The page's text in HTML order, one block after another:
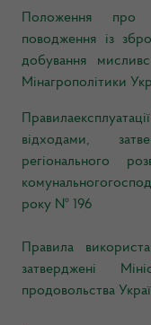
Положення про
поводження із
добування
Мінагрополітики
відходами,
регіонального
року № 196
Правила
затверджені
продовольства